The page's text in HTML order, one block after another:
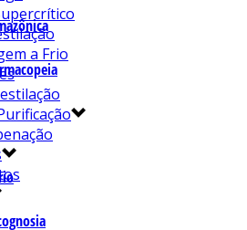
a Frio